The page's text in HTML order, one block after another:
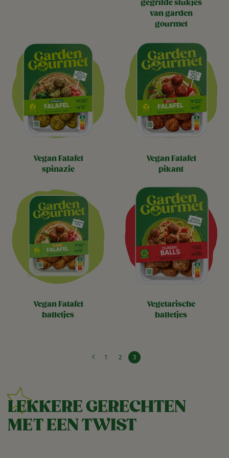
gegrilde stukjes
van garden
gourmet
vegan falafel
spinazie
vegan falafel
pikant
vegan falafel
balletjes
vegetarische
balletjes
Vorige pagina
‹ Page
1 Page
2 Huidige pagina
3
LEKKERE GERECHTEN
MET EEN TWIST